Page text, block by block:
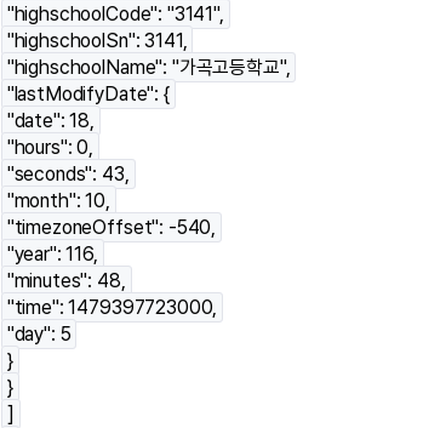
"highschoolCode": "3141",
"highschoolSn": 3141,
"highschoolName": "가곡고등학교",
"lastModifyDate": {
"date": 18,
"hours": 0,
"seconds": 43,
"month": 10,
"timezoneOffset": -540,
"year": 116,
"minutes": 48,
"time": 1479397723000,
"day": 5
}
}
]